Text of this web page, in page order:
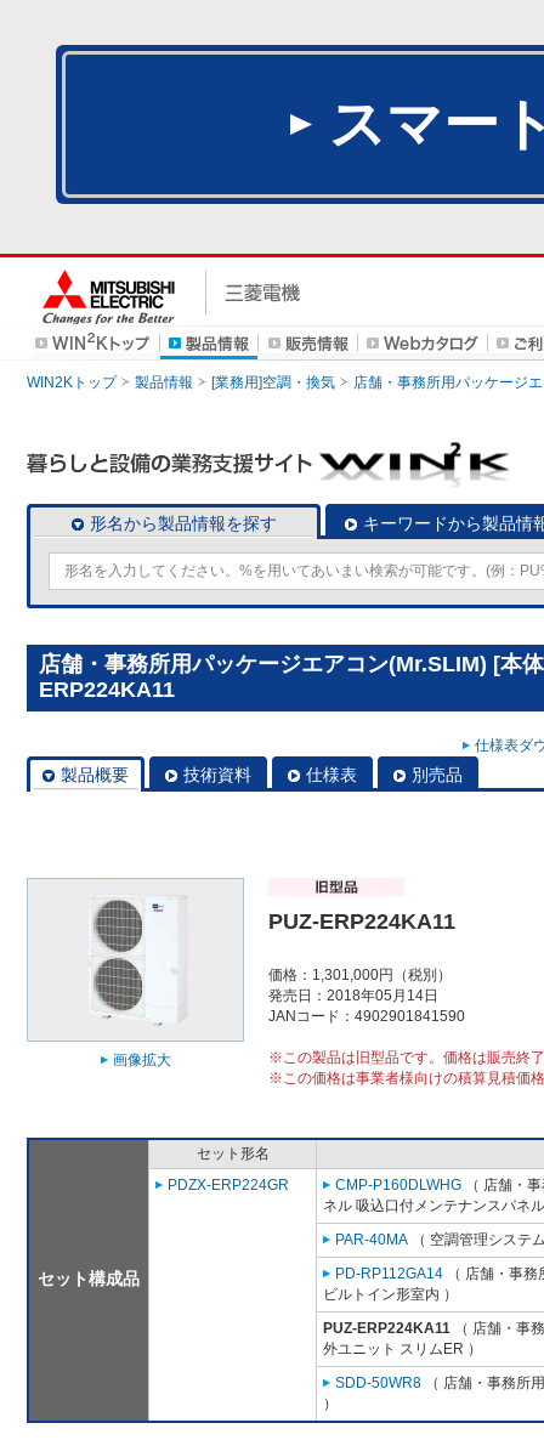
スマー
WIN2Kトップ 製品情報 [業務用]空調・換気 店舗・事務所用パッケージ
形名から製品情報を探す キーワードから製品情
店舗・事務所用パッケージエアコン(Mr.SLIM) [本
ERP224KA11
仕様表ダ
製品概要 技術資料 仕様表 別売品
画像拡大
PUZ-ERP224KA11
価格：1,301,000円（税別）
発売日：2018年05月14日
JANコード：4902901841590
※この製品は旧型品です。価格は販売終
※この価格は事業者様向けの積算見積価
セット構成品
セット形名
PDZX-ERP224GR
CMP-P160DLWHG （ 店舗・
ネル 吸込口付メンテナンスパネ
PAR-40MA （ 空調管理システ
PD-RP112GA14 （ 店舗・事
ビルトイン形室内 ）
PUZ-ERP224KA11 （ 店舗・事
外ユニット スリムER ）
SDD-50WR8 （ 店舗・事務所
）